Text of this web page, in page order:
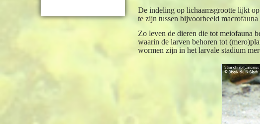
De indeling op lichaamsgrootte lijkt
te zijn tussen bijvoorbeeld macrofauna
Zo leven de dieren die tot meiofauna
waarin de larven behoren tot
wormen zijn in het larvale stadium